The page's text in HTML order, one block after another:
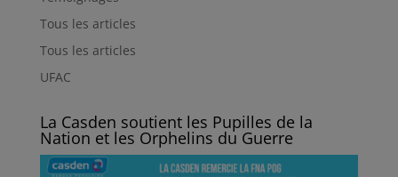
Tous les articles
Tous les articles
UFAC
La Casden soutient les Pupilles de la
Nation et les Orphelins du Guerre